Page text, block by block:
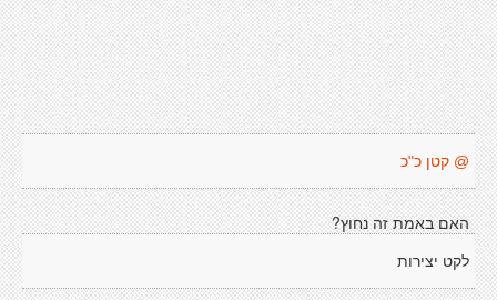
@ קטן כ"כ
האם באמת זה נחוץ?
לקט יצירות